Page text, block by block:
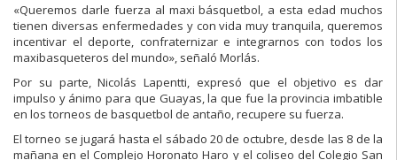
«Queremos darle fuerza al maxi básquetbol, a esta edad muchos
tienen diversas enfermedades y con vida muy tranquila, queremos
incentivar el deporte, confraternizar e integrarnos con todos los
maxibasqueteros del mundo», señaló Morlás.
Por su parte, Nicolás Lapentti, expresó que el objetivo es dar
impulso y ánimo para que Guayas, la que fue la provincia imbatible
en los torneos de basquetbol de antaño, recupere su fuerza.
El torneo se jugará hasta el sábado 20 de octubre, desde las 8 de la
mañana en el Complejo Horonato Haro y el coliseo del Colegio San